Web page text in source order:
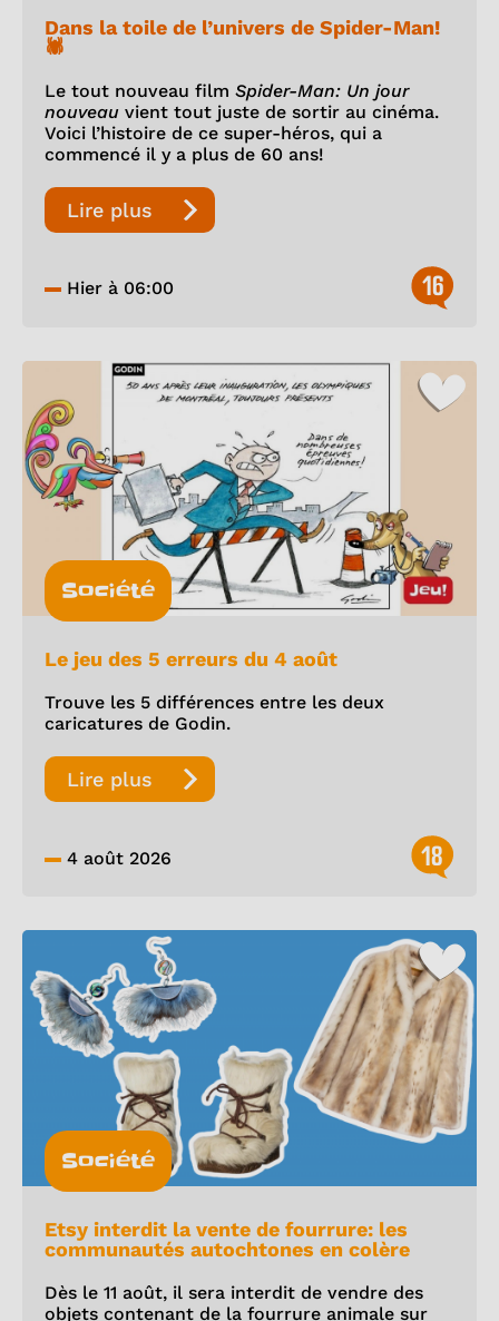
Dans la toile de l’univers de Spider-Man!
🕷️
Le tout nouveau film Spider-Man: Un jour
nouveau vient tout juste de sortir au cinéma.
Voici l’histoire de ce super-héros, qui a
commencé il y a plus de 60 ans!
Lire plus
Hier à 06:00 16
Société
Le jeu des 5 erreurs du 4 août
Trouve les 5 différences entre les deux
caricatures de Godin.
Lire plus
4 août 2026 18
Société
Etsy interdit la vente de fourrure: les
communautés autochtones en colère
Dès le 11 août, il sera interdit de vendre des
objets contenant de la fourrure animale sur